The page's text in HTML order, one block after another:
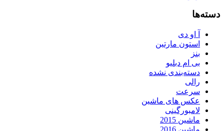
دسته‌ها
آ او دی
استون مارتین
بنز
بی ام دبلیو
دسته‌بندی نشده
رالی
سرعت
عکس های ماشین
لامبورگینی
ماشین 2015
ماشین 2016